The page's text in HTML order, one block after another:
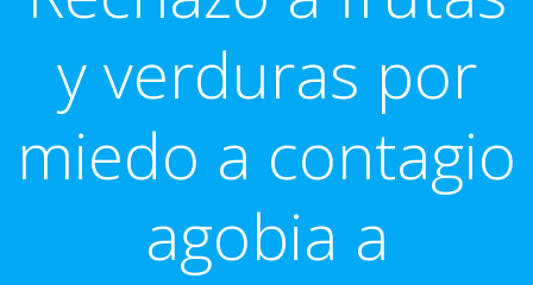
y verduras por
miedo a contagio
agobia a